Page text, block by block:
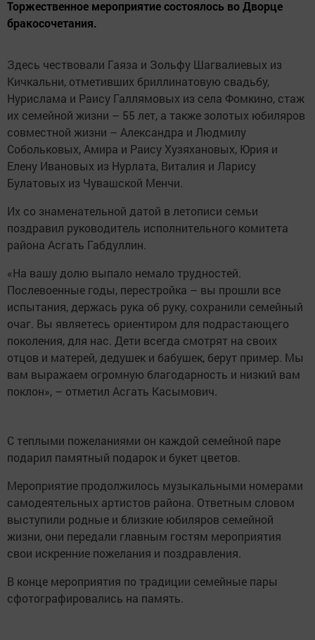
Торжественное мероприятие состоялось во Дворце
бракосочетания.
Здесь чествовали Гаяза и Зольфу Шагвалиевых из
Кичкальни, отметивших бриллинатовую свадьбу,
Нурислама и Раису Галлямовых из села Фомкино, стаж
их семейной жизни – 55 лет, а также золотых юбиляров
совместной жизни – Александра и Людмилу
Собольковых, Амира и Раису Хузяхановых, Юрия и
Елену Ивановых из Нурлата, Виталия и Ларису
Булатовых из Чувашской Менчи.
Их со знаменательной датой в летописи семьи
поздравил руководитель исполнительного комитета
района Асгать Габдуллин.
«На вашу долю выпало немало трудностей.
Послевоенные годы, перестройка – вы прошли все
испытания, держась рука об руку, сохранили семейный
очаг. Вы являетесь ориентиром для подрастающего
поколения, для нас. Дети всегда смотрят на своих
отцов и матерей, дедушек и бабушек, берут пример. Мы
вам выражаем огромную благодарность и низкий вам
поклон», – отметил Асгать Касымович.
С теплыми пожеланиями он каждой семейной паре
подарил памятный подарок и букет цветов.
Мероприятие продолжилось музыкальными номерами
самодеятельных артистов района. Ответным словом
выступили родные и близкие юбиляров семейной
жизни, они передали главным гостям мероприятия
свои искренние пожелания и поздравления.
В конце мероприятия по традиции семейные пары
сфотографировались на память.